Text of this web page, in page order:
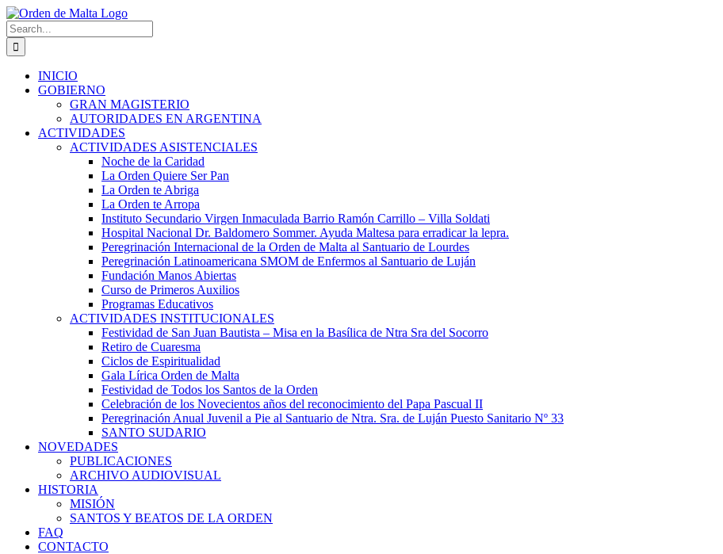
Skip
to
content
Search
for:
INICIO
GOBIERNO
GRAN MAGISTERIO
AUTORIDADES EN ARGENTINA
ACTIVIDADES
ACTIVIDADES ASISTENCIALES
Noche de la Caridad
La Orden Quiere Ser Pan
La Orden te Abriga
La Orden te Arropa
Instituto Secundario Virgen Inmaculada Barrio Ramón Carrillo – Villa Soldati
Hospital Nacional Dr. Baldomero Sommer. Ayuda Maltesa para erradicar la lepra.
Peregrinación Internacional de la Orden de Malta al Santuario de Lourdes
Peregrinación Latinoamericana SMOM de Enfermos al Santuario de Luján
Fundación Manos Abiertas
Curso de Primeros Auxilios
Programas Educativos
ACTIVIDADES INSTITUCIONALES
Festividad de San Juan Bautista – Misa en la Basílica de Ntra Sra del Socorro
Retiro de Cuaresma
Ciclos de Espiritualidad
Gala Lírica Orden de Malta
Festividad de Todos los Santos de la Orden
Celebración de los Novecientos años del reconocimiento del Papa Pascual II
Peregrinación Anual Juvenil a Pie al Santuario de Ntra. Sra. de Luján Puesto Sanitario Nº 33
SANTO SUDARIO
NOVEDADES
PUBLICACIONES
ARCHIVO AUDIOVISUAL
HISTORIA
MISIÓN
SANTOS Y BEATOS DE LA ORDEN
FAQ
CONTACTO